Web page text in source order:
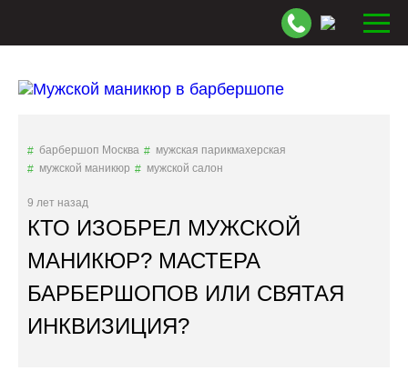
барбершоп Москва
мужская парикмахерская
мужской маникюр
мужской салон
9 лет назад
КТО ИЗОБРЕЛ МУЖСКОЙ
МАНИКЮР? МАСТЕРА
БАРБЕРШОПОВ ИЛИ СВЯТАЯ
ИНКВИЗИЦИЯ?